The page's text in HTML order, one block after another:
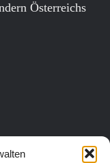
Österreichs